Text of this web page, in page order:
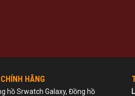
HÃNG
hồ Srwatch Galaxy, Đồng hồ